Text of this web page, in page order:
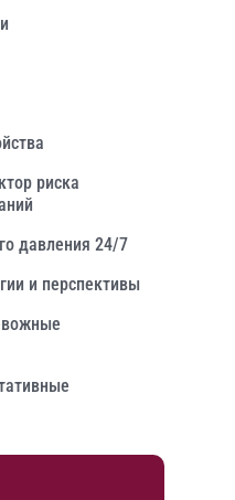
риска
давления 24/7
и перспективы